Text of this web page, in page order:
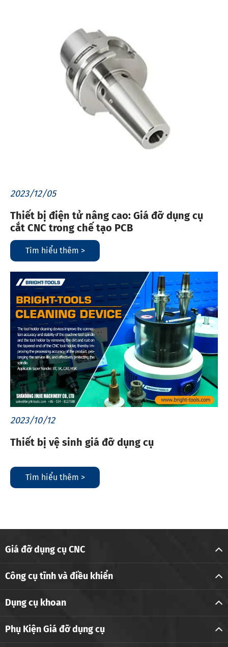
2023/12/05
Thiết bị điện tử nâng cao: Giá đỡ dụng cụ
cắt CNC trong chế tạo PCB
Tìm hiểu thêm >
2023/10/12
Thiết bị vệ sinh giá đỡ dụng cụ
Tìm hiểu thêm >
Giá đỡ dụng cụ CNC
Công cụ tĩnh và điều khiển
Dụng cụ khoan
Phụ Kiện Giá đỡ dụng cụ